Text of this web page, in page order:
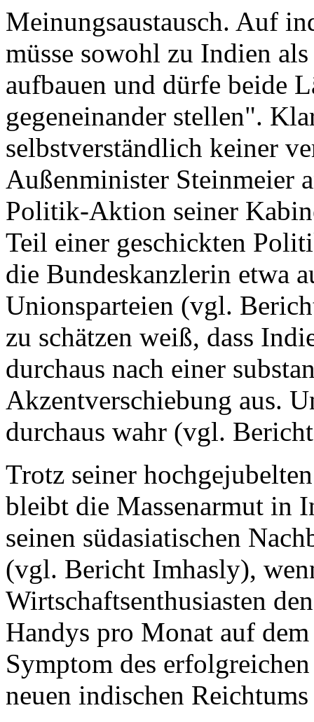
Meinungsaustausch. Auf
müsse sowohl zu Indien
aufbauen und dürfe beide
gegeneinander stellen".
selbstverständlich keiner
Außenminister Steinmeier
Politik-Aktion seiner
Teil einer geschickten
die Bundeskanzlerin etwa
Unionsparteien (vgl.
zu schätzen weiß, dass
durchaus nach einer
Akzentverschiebung aus.
durchaus wahr (vgl.
Trotz seiner
bleibt die Massenarmut in
seinen südasiatischen
(vgl. Bericht Imhasly),
Wirtschaftsenthusiasten
Handys pro Monat auf
Symptom des
neuen indischen